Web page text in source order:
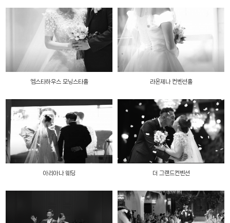
엠스타하우스 모닝스타홀 라온제나 컨벤션홀
아리아나 웨딩 더 그랜드컨벤션